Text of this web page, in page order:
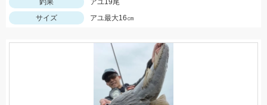
釣果
アユ19尾
サイズ
アユ最大16㎝